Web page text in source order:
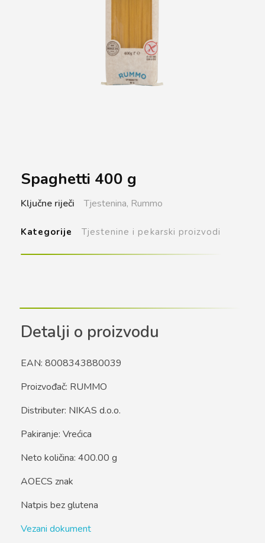
Spaghetti 400 g
Ključne riječi Tjestenina, Rummo
Kategorije Tjestenine i pekarski proizvodi
Detalji o proizvodu
EAN: 8008343880039
Proizvođač: RUMMO
Distributer: NIKAS d.o.o.
Pakiranje: Vrećica
Neto količina: 400.00 g
AOECS znak
Natpis bez glutena
Vezani dokument